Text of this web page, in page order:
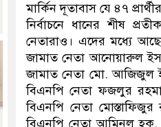
মার্কিন দূতাবাস যে ৪৭
নির্বাচনে ধানের শীষ
নেতারাও। এদের মধ্যে
জামাত নেতা আনোয়ারুল
জামাত নেতা মো. আজিজুল
বিএনপি নেতা ফজলুর
বিএনপি নেতা
বিএনপি নেতা আমিনুল হক,